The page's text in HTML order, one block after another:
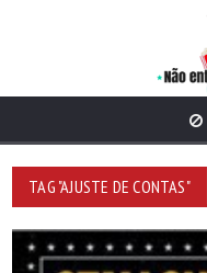
TAG "AJUSTE DE CONTAS"